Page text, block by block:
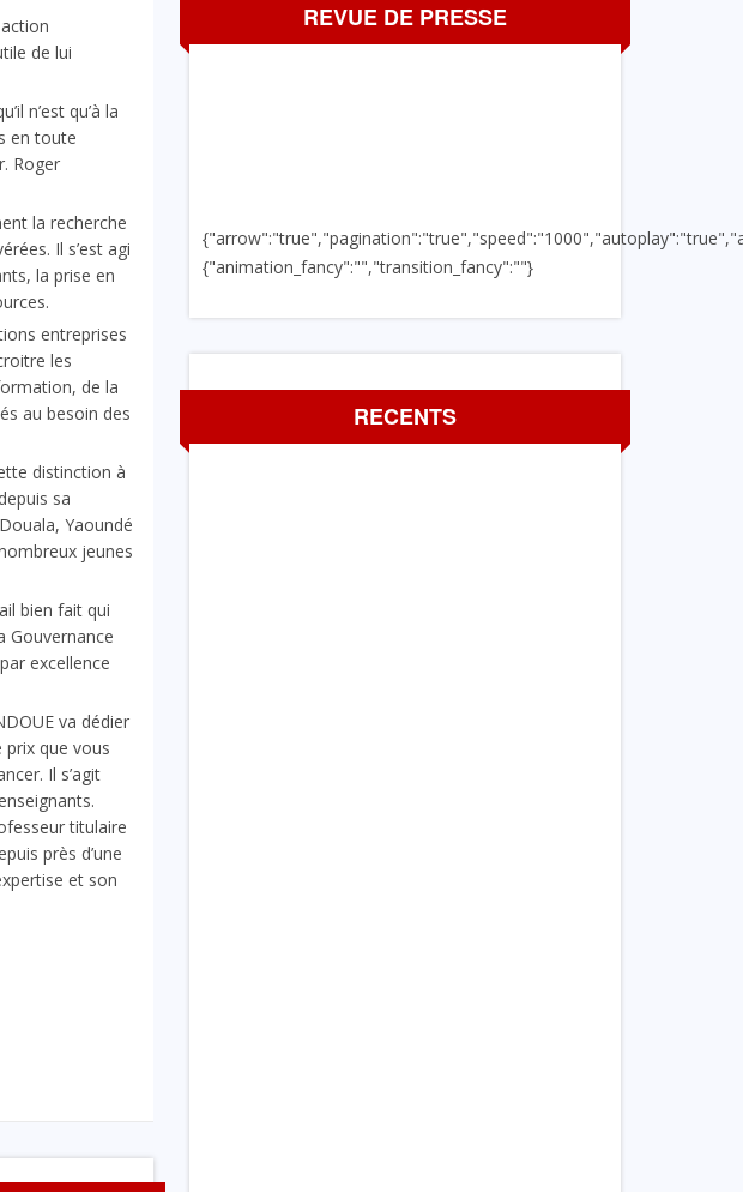
de lui
n’est qu’à la
en toute
Roger
la recherche
Il s’est agi
la prise en
entreprises
les
de la
au besoin des
distinction à
sa
Yaoundé
jeunes
bien fait qui
Gouvernance
excellence
va dédier
prix que vous
Il s’agit
titulaire
près d’une
et son
REVUE DE PRESSE
{"animation_fancy":"","transition_fancy":""}
RECENTS